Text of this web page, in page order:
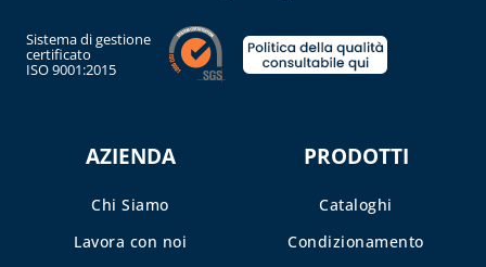
Sistema di gestione
certificato
ISO 9001:2015
AZIENDA
Chi Siamo
Lavora con noi
PRODOTTI
Cataloghi
Condizionamento